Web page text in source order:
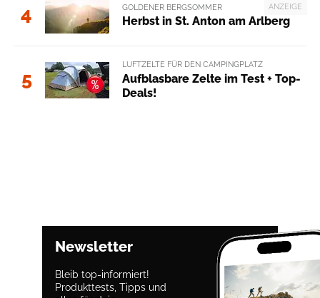
4 ANZEIGE
GOLDENER BERGSOMMER
Herbst in St. Anton am Arlberg
5
LUFTZELTE FÜR DEN CAMPINGPLATZ
Aufblasbare Zelte im Test + Top-
Deals!
Newsletter
Bleib top-informiert!
Produkttests, Tipps und